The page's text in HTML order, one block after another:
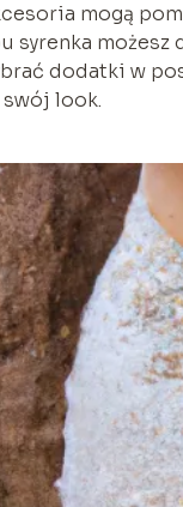
mogą
syrenka
dodatki w
look.